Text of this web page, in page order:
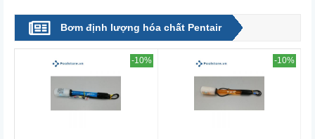
Bơm định lượng hóa chất Pentair
-10% -10%